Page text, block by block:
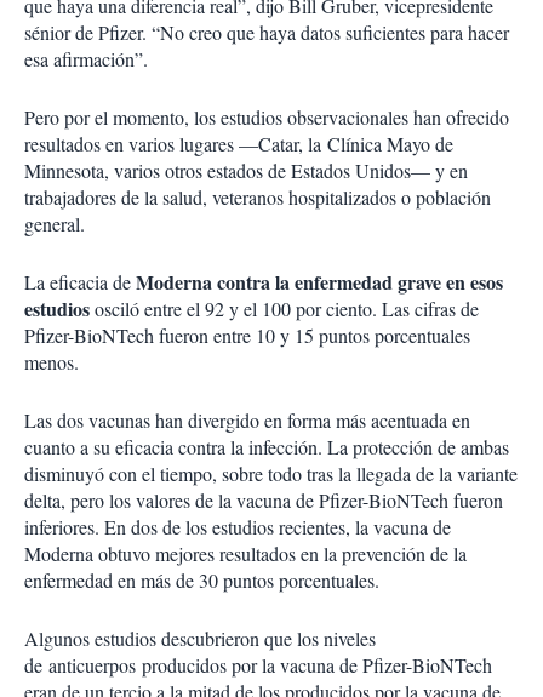
que haya una diferencia real”, dijo Bill Gruber, vicepresidente
sénior de Pfizer. “No creo que haya datos suficientes para hacer
esa afirmación”.
Pero por el momento, los estudios observacionales han ofrecido
resultados en varios lugares —Catar, la Clínica Mayo de
Minnesota, varios otros estados de Estados Unidos— y en
trabajadores de la salud, veteranos hospitalizados o población
general.
La eficacia deModerna contra la enfermedad grave en esos
estudiososciló entre el 92 y el 100 por ciento. Las cifras de
Pfizer-BioNTech fueron entre 10 y 15 puntos porcentuales
menos.
Las dos vacunas han divergido en forma más acentuada en
cuanto a su eficacia contra la infección. La protección de ambas
disminuyó con el tiempo, sobre todo tras la llegada de la variante
delta, pero los valores de la vacuna de Pfizer-BioNTech fueron
inferiores. En dos de los estudios recientes, la vacuna de
Moderna obtuvo mejores resultados en la prevención de la
enfermedad en más de 30 puntos porcentuales.
Algunos estudios descubrieron que los niveles
de anticuerpos producidos por la vacuna de Pfizer-BioNTech